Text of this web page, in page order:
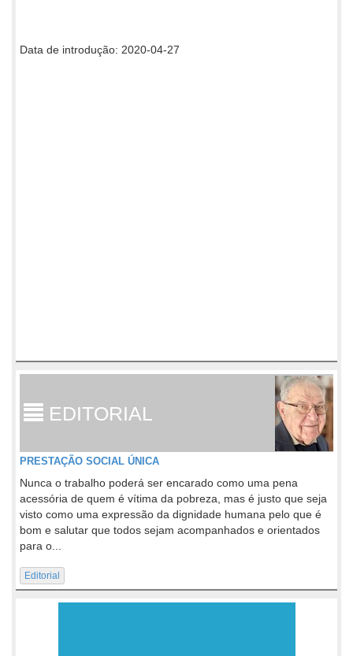
Data de introdução: 2020-04-27
EDITORIAL
PRESTAÇÃO SOCIAL ÚNICA
Nunca o trabalho poderá ser encarado como uma pena
acessória de quem é vítima da pobreza, mas é justo que seja
visto como uma expressão da dignidade humana pelo que é
bom e salutar que todos sejam acompanhados e orientados
para o...
Editorial